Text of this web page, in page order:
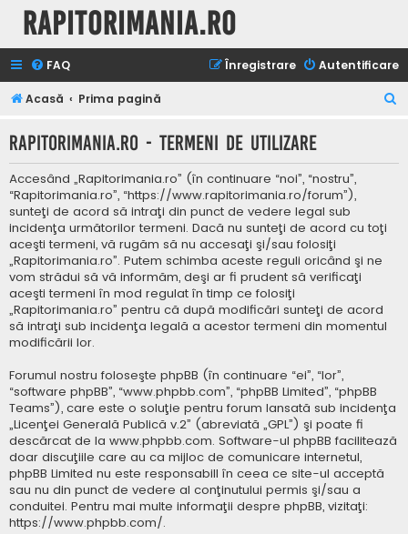
Rapitorimania.ro
FAQ Autentificare
Înregistrare
Acasă Prima pagină
t
Rapitorimania.ro - Termeni de utilizare
Accesând „Rapitorimania.ro” (în continuare “noi”, “nostru”,
“Rapitorimania.ro”, “https://www.rapitorimania.ro/forum”),
sunteţi de acord să intraţi din punct de vedere legal sub
incidenţa următorilor termeni. Dacă nu sunteţi de acord cu toţi
aceşti termeni, vă rugăm să nu accesaţi şi/sau folosiţi
„Rapitorimania.ro”. Putem schimba aceste reguli oricând şi ne
vom strădui să vă informăm, deşi ar fi prudent să verificaţi
aceşti termeni în mod regulat în timp ce folosiţi
„Rapitorimania.ro” pentru că după modificări sunteţi de acord
să intraţi sub incidenţa legală a acestor termeni din momentul
modificării lor.
Forumul nostru foloseşte phpBB (în continuare “ei”, “lor”,
“software phpBB”, “www.phpbb.com”, “phpBB Limited”, “phpBB
Teams”), care este o soluţie pentru forum lansată sub incidenţa
„Licenţei Generală Publică v.2” (abreviată „GPL”) şi poate fi
descărcat de la www.phpbb.com. Software-ul phpBB facilitează
doar discuţiile care au ca mijloc de comunicare internetul,
phpBB Limited nu este responsabill în ceea ce site-ul acceptă
sau nu din punct de vedere al conţinutului permis şi/sau a
conduitei. Pentru mai multe informaţii despre phpBB, vizitaţi:
https://www.phpbb.com/.